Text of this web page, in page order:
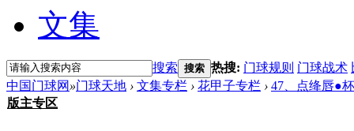
文集
搜索 搜索 热搜: 门球规则 门球战术
中国门球网 »门球天地 › 文集专栏 › 花甲子专栏 › 47、点绛唇●
版主专区